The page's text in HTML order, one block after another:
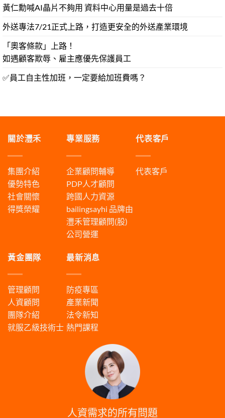
黃仁勳喊AI晶片不夠用 資料中心用量是過去十倍
外送專法7/21正式上路，打造更安全的外送產業環境
「奧客條款」上路！
如遇顧客欺辱、雇主應優先保護員工
✅員工自主性加班，一定要給加班費嗎？
關於灃禾
集團介紹
優勢特色
社會關懷
得獎榮耀
專業服務
企業顧問輔導
PDP人才顧問
跨國人力資源
bailingsayhi 品牌由
灃禾管理顧問(股)
公司營運
代表客戶
代表客戶
黃金團隊
管理顧問
人資顧問
團隊介紹
就服乙級技術士
最新消息
防疫專區
產業新聞
法令新知
熱門課程
人資需求的所有問題